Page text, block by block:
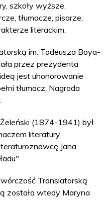
szkoły wyższe,
tłumacze, pisarze,
literackim.
im. Tadeusza Boya-
przez prezydenta
jest uhonorowanie
tłumacz. Nagroda
(1874-1941) był
literatury
Jana
Translatorską
została wtedy Maryna